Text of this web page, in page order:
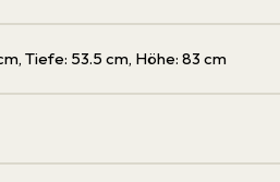
Tiefe: 53.5 cm, Höhe: 83 cm